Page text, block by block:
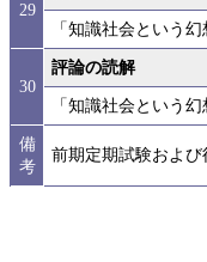
29
「知識社会という
30
評論の読解
「知識社会という
備
考
前期定期試験および